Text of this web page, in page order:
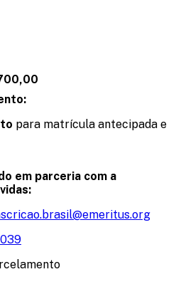
para matrícula antecipada e
em parceria com a